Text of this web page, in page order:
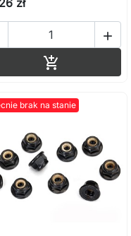
zł


brak na stanie